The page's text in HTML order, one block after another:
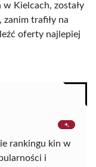
Kielcach, zostały
zanim trafiły na
oferty najlepiej
rankingu kin w
i